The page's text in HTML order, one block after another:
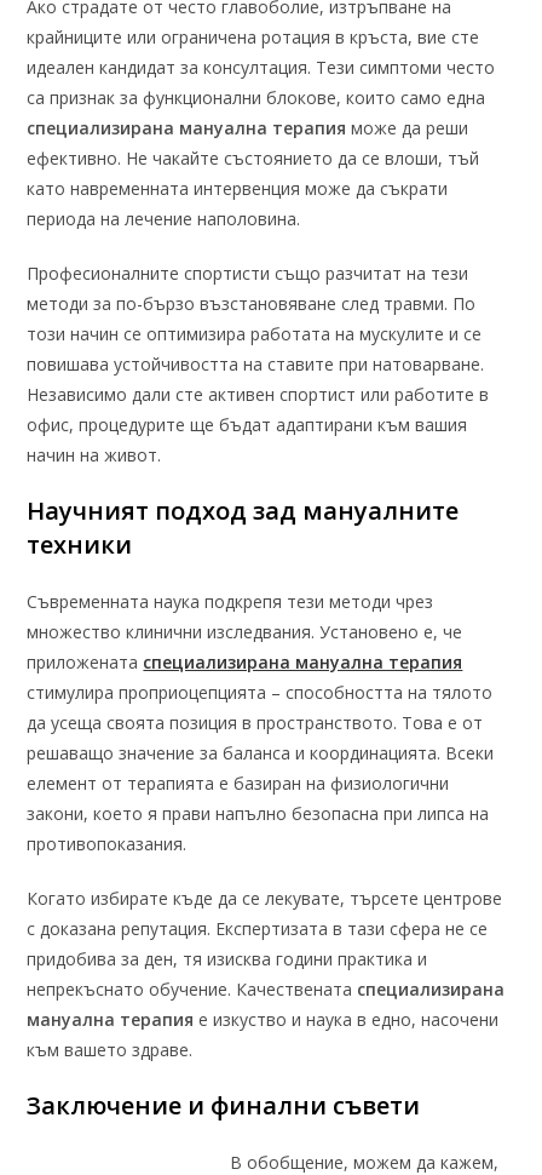
Ако страдате от често главоболие, изтръпване на
крайниците или ограничена ротация в кръста, вие сте
идеален кандидат за консултация. Тези симптоми често
са признак за функционални блокове, които само една
специализирана мануална терапия може да реши
ефективно. Не чакайте състоянието да се влоши, тъй
като навременната интервенция може да съкрати
периода на лечение наполовина.
Професионалните спортисти също разчитат на тези
методи за по-бързо възстановяване след травми. По
този начин се оптимизира работата на мускулите и се
повишава устойчивостта на ставите при натоварване.
Независимо дали сте активен спортист или работите в
офис, процедурите ще бъдат адаптирани към вашия
начин на живот.
Научният подход зад мануалните
техники
Съвременната наука подкрепя тези методи чрез
множество клинични изследвания. Установено е, че
приложената специализирана мануална терапия
стимулира проприоцепцията – способността на тялото
да усеща своята позиция в пространството. Това е от
решаващо значение за баланса и координацията. Всеки
елемент от терапията е базиран на физиологични
закони, което я прави напълно безопасна при липса на
противопоказания.
Когато избирате къде да се лекувате, търсете центрове
с доказана репутация. Експертизата в тази сфера не се
придобива за ден, тя изисква години практика и
непрекъснато обучение. Качествената специализирана
мануална терапия е изкуство и наука в едно, насочени
към вашето здраве.
Заключение и финални съвети
В обобщение, можем да кажем,